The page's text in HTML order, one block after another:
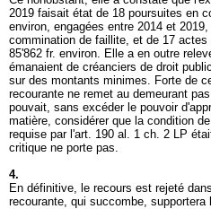
2019 faisait état de 18 poursuites en
environ, engagées entre 2014 et
commination de faillite, et de 17
85'862 fr. environ. Elle a en outre
émanaient de créanciers de droit
sur des montants minimes. Forte de
recourante ne remet au demeurant
pouvait, sans excéder le pouvoir
matière, considérer que la condition
requise par l'art. 190 al. 1 ch. 2 LP
critique ne porte pas.
4.
En définitive, le recours est rejeté
recourante, qui succombe,